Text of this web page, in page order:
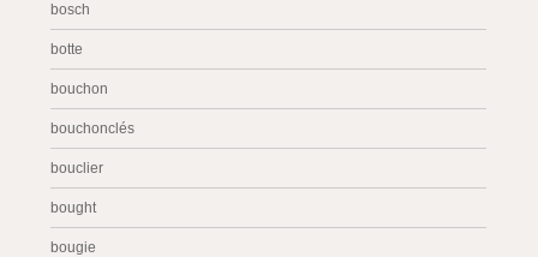
bosch
botte
bouchon
bouchonclés
bouclier
bought
bougie